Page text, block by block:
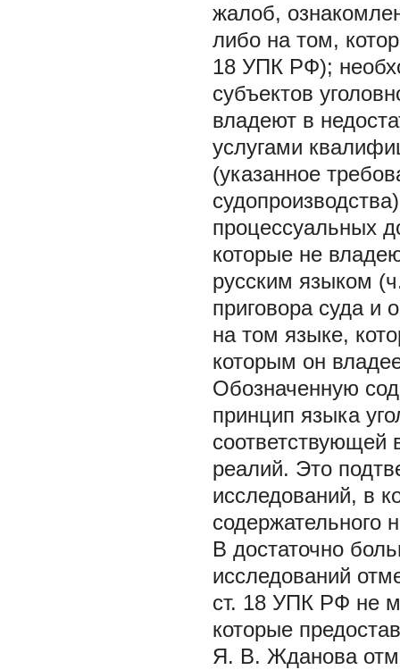
жалоб,
либо на том,
18 УПК РФ);
субъектов
владеют в
услугами
(указанное
процессуальных
которые не
русским языком
приговора суда и
на том языке,
которым он
Обозначенную
принцип языка
соответствующей
реалий. Это
исследований, в
содержательного
В достаточно
исследований
ст. 18 УПК РФ не
которые
Я. В. Жданова